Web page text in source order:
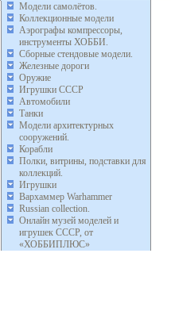
Модели самолётов.
Коллекционные модели
Аэрографы компрессоры,
инструменты ХОББИ.
Сборные стендовые модели.
Железные дороги
Оружие
Игрушки СССР
Автомобили
Танки
Модели архитектурных
сооружений.
Корабли
Полки, витрины, подставки для
коллекций.
Игрушки
Вархаммер Warhammer
Russian collection.
Онлайн музей моделей и
игрушек СССР, от
«ХОББИПЛЮС»